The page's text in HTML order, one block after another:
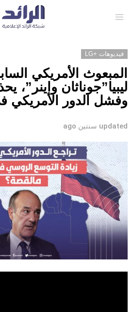
فيديوهات +LG
المبعوث الأمريكي
ليبيا”جوناثان واينر”،
وفشل الدور الأمريكي
updated سنتين ago